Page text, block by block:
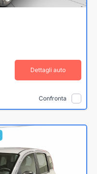
Dettagli auto
Confronta